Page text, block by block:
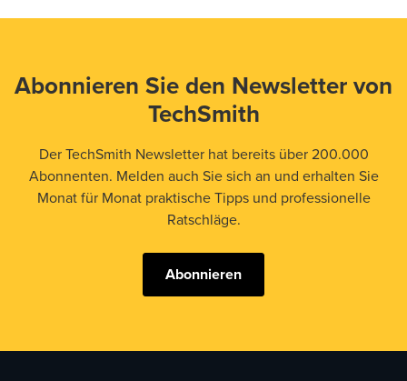
Abonnieren Sie den Newsletter von
TechSmith
Der TechSmith Newsletter hat bereits über 200.000
Abonnenten. Melden auch Sie sich an und erhalten Sie
Monat für Monat praktische Tipps und professionelle
Ratschläge.
Abonnieren